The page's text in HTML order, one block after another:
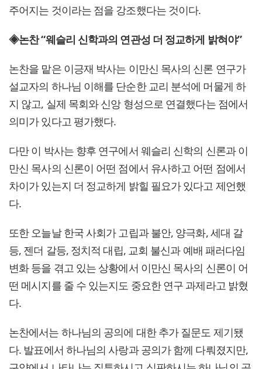
주어지는 것이라는 점을 강조했다는 것이다.
◈논찬 “웨슬리 신학과의 연관성 더 정교하게 밝혀야”
논찬을 맡은 이긍재 박사는 이만신 목사의 신론 연구가
설교자의 하나님 이해를 단순한 교리 분석에 머물게 하
지 않고, 실제 목회와 신앙 형성으로 연결했다는 점에서
의미가 있다고 평가했다.
다만 이 박사는 향후 연구에서 웨슬리 신학의 신론과 이
만신 목사의 신론이 어떤 점에서 유사하고 어떤 점에서
차이가 있는지 더 정교하게 밝힐 필요가 있다고 제언했
다.
또한 오늘날 한국 사회가 고립과 불안, 양극화, 세대 갈
등, 젠더 갈등, 정치적 대립, 교회 불신과 예배 패러다임
변화 등을 겪고 있는 상황에서 이만신 목사의 신론이 어
떤 메시지를 줄 수 있는지도 중요한 연구 과제라고 밝혔
다.
논찬에서는 하나님의 공의에 대한 추가 질문도 제기됐
다. 발표에서 하나님의 사랑과 공의가 함께 다뤄졌지만,